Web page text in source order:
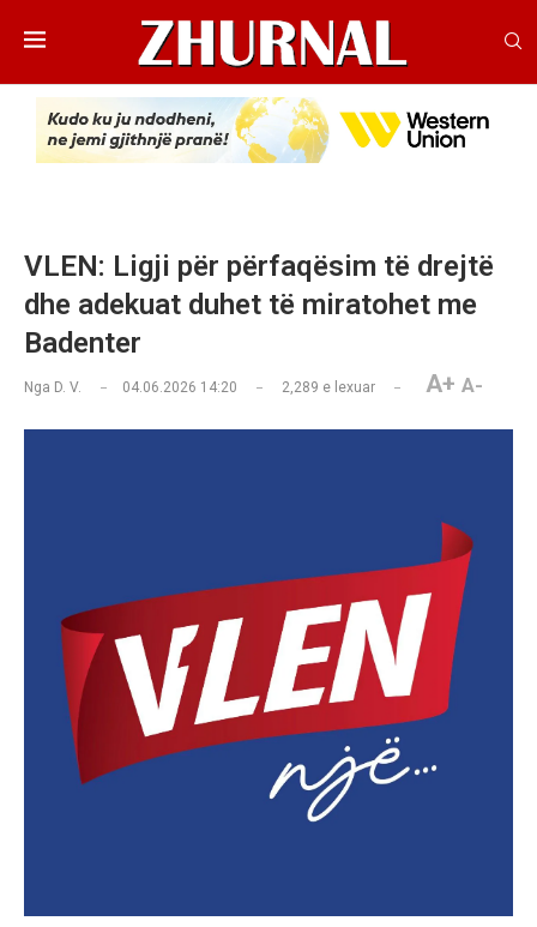
VLEN: Ligji për përfaqësim të drejtë
dhe adekuat duhet të miratohet me
Badenter
Nga D. V. 04.06.2026 14:20 2,289 e lexuar A+ A-